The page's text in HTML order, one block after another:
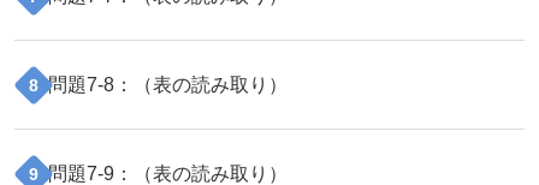
8 問題7-8 ：（表の読み取り ）
9 問題7-9 ：（表の読み取り ）